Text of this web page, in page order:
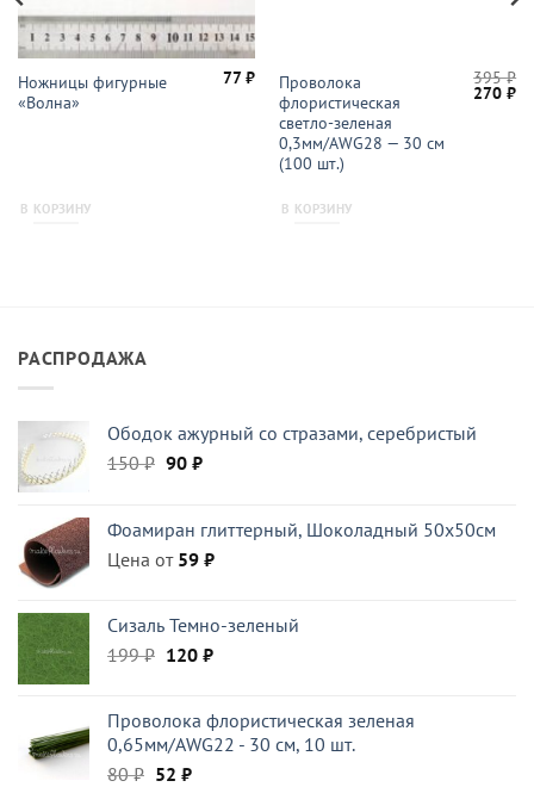
Ножницы фигурные
«Волна»
77₽
В КОРЗИНУ
Проволока
флористическая
светло-зеленая
0,3мм/AWG28 — 30 см
(100 шт.)
395₽
270₽
В КОРЗИНУ
РАСПРОДАЖА
Ободок ажурный со стразами, серебристый
150₽ Первоначальная
150 ₽.
90 ₽Текущая
Фоамиран глиттерный, Шоколадный 50x50см
Цена от 59 ₽
Сизаль Темно-зеленый
199₽ Первоначальная
199 ₽.
120 ₽Текущая
Проволока флористическая зеленая
0,65мм/AWG22 - 30 см, 10 шт.
80₽ Первоначальная
52 ₽Текущая